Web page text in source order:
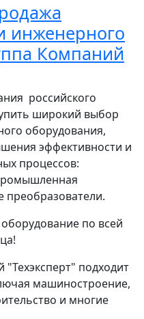
инженерного
Компаний
российского
широкий выбор
оборудования,
эффективности и
процессов:
преобразователи.
по всей
подходит
машиностроение,
и многие